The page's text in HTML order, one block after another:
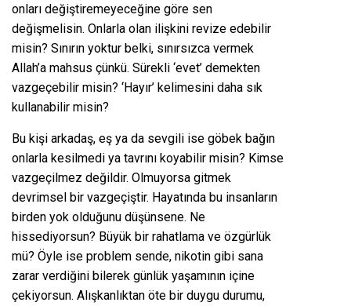
onları değiştiremeyeceğine göre sen
değişmelisin. Onlarla olan ilişkini revize edebilir
misin? Sınırın yoktur belki, sınırsızca vermek
Allah’a mahsus çünkü. Sürekli ‘evet’ demekten
vazgeçebilir misin? ‘Hayır’ kelimesini daha sık
kullanabilir misin?
Bu kişi arkadaş, eş ya da sevgili ise göbek bağın
onlarla kesilmedi ya tavrını koyabilir misin? Kimse
vazgeçilmez değildir. Olmuyorsa gitmek
devrimsel bir vazgeçiştir. Hayatında bu insanların
birden yok olduğunu düşünsene. Ne
hissediyorsun? Büyük bir rahatlama ve özgürlük
mü? Öyle ise problem sende, nikotin gibi sana
zarar verdiğini bilerek günlük yaşamının içine
çekiyorsun. Alışkanlıktan öte bir duygu durumu,